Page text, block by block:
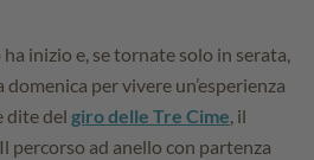
inizio e, se tornate solo in serata,
per vivere un’esperienza
dite del giro delle Tre Cime, il
percorso ad anello con partenza